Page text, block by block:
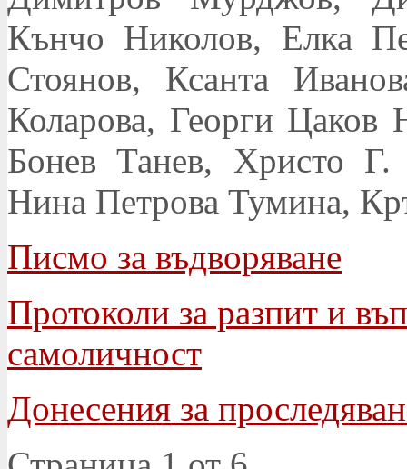
Кънчо Николов, Елка
Стоянов, Ксанта
Коларова, Георги
Бонев Танев, Христо
Нина Петрова Тумина,
Писмо за въдворяване
Протоколи за разпит и
самоличност
Донесения за